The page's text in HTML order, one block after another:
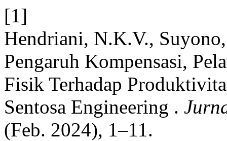
[1]
Hendriani, N.K.V.,
Pengaruh Kompensasi,
Fisik Terhadap
Sentosa Engineering .
(Feb. 2024), 1–11.